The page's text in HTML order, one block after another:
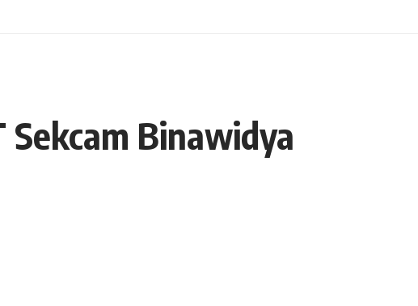
Binawidya